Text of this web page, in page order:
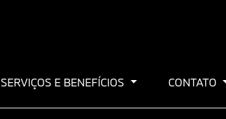
SERVIÇOS E BENEFÍCIOS CONTATO